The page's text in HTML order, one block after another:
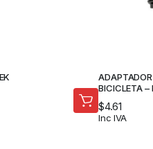
BICICLETA –
$4.61
Inc IVA